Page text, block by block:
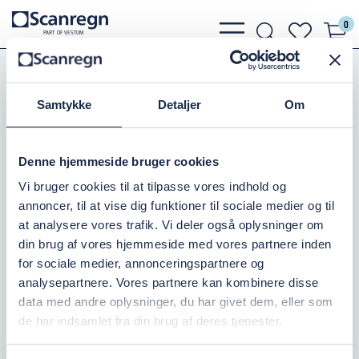
Samtykke Detaljer Om
Denne hjemmeside bruger cookies
Vi bruger cookies til at tilpasse vores indhold og
annoncer, til at vise dig funktioner til sociale medier og til
at analysere vores trafik. Vi deler også oplysninger om
din brug af vores hjemmeside med vores partnere inden
for sociale medier, annonceringspartnere og
analysepartnere. Vores partnere kan kombinere disse
data med andre oplysninger, du har givet dem, eller som
de har indsamlet fra din brug af deres tjenester.
PARTOF VESTUM
bars
light
search
light
heart 0
Koblinger Hankobling m.Studs
KARDAN HAN 108/76MM STUDS
Varenr.:504110090
På lager: 2
307,50 DKK inkl. moms
Læg i kurv